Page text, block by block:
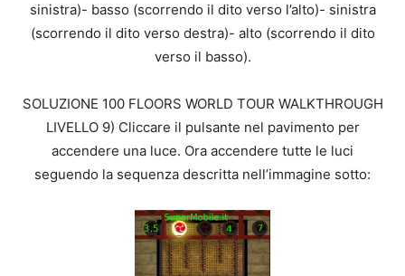
sinistra)- basso (scorrendo il dito verso l’alto)- sinistra
(scorrendo il dito verso destra)- alto (scorrendo il dito
verso il basso).
SOLUZIONE 100 FLOORS WORLD TOUR WALKTHROUGH
LIVELLO 9) Cliccare il pulsante nel pavimento per
accendere una luce. Ora accendere tutte le luci
seguendo la sequenza descritta nell’immagine sotto: